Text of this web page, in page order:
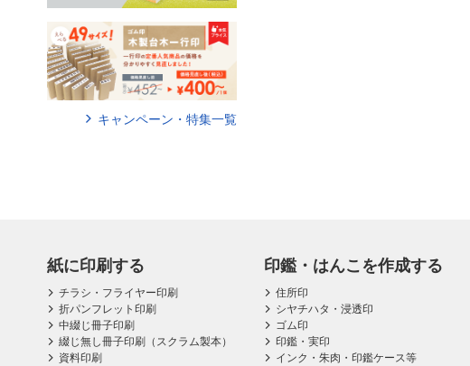
キャンペーン・特集一覧
紙に印刷する
チラシ・フライヤー印刷
折パンフレット印刷
中綴じ冊子印刷
綴じ無し冊子印刷（スクラム製本）
資料印刷
印鑑・はんこを作成する
住所印
シヤチハタ・浸透印
ゴム印
印鑑・実印
インク・朱肉・印鑑ケース等